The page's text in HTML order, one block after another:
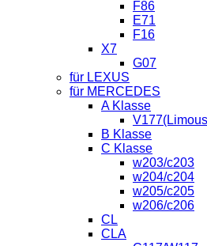
F86
E71
F16
X7
G07
für LEXUS
für MERCEDES
A Klasse
B Klasse
C Klasse
w203/c203
w204/c204
w205/c205
w206/c206
CL
CLA